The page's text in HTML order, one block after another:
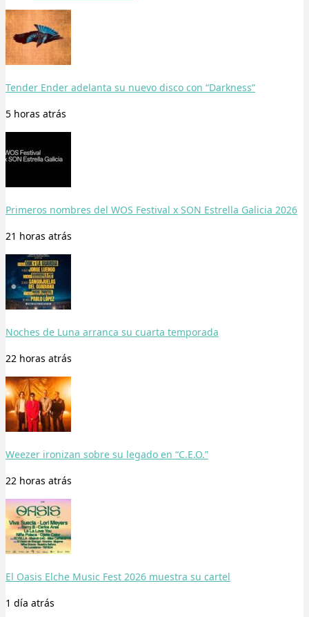
Tender Ender adelanta su nuevo disco con “Darkness”
5 horas atrás
Primeros nombres del WOS Festival x SON Estrella Galicia 2026
21 horas atrás
Noches de Luna arranca su cuarta temporada
22 horas atrás
Weezer ironizan sobre su legado en “C.E.O.”
22 horas atrás
El Oasis Elche Music Fest 2026 muestra su cartel
1 día atrás